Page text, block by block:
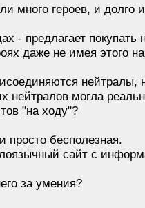
много героев, и долго
- предлагает покупать
даже не имея этого
нейтралы,
нейтралов могла
"на ходу"?
просто бесполезная.
сайт с
за умения?